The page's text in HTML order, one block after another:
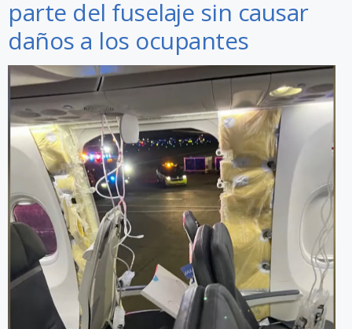
parte del fuselaje sin causar
daños a los ocupantes